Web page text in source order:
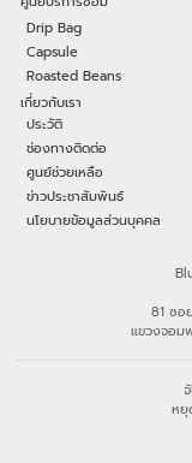
Drip Bag
Capsule
Roasted Beans
เกี่ยวกับเรา
ประวัติ
ช่องทางติดต่อ
ศูนย์ช่วยเหลือ
ข่าวประชาสัมพันธ์
นโยบายข้อมูลส่วนบุคคล
81 ซอ
แขวงจอม
หยุ